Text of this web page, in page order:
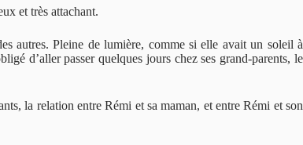
et très attachant.
autres. Pleine de lumière, comme si elle avait un soleil à
d’aller passer quelques jours chez ses grand-parents, le
la relation entre Rémi et sa maman, et entre Rémi et son